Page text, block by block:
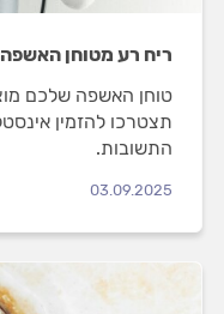
ריח רע מטוחן
טוחן האשפה שלכם
תצטרכו להזמין
התשובות.
03.09.2025